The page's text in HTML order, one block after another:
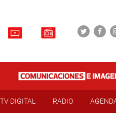
TV DIGITAL RADIO